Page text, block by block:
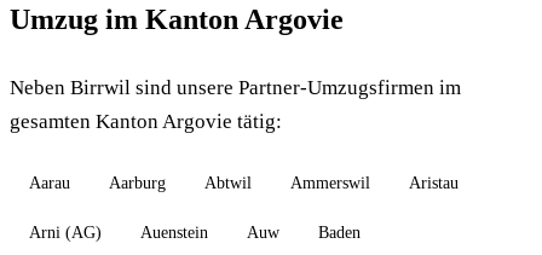
Umzug im Kanton Argovie
Neben Birrwil sind unsere Partner-Umzugsfirmen im
gesamten Kanton Argovie tätig:
Aarau Aarburg Abtwil Ammerswil Aristau
Arni (AG) Auenstein Auw Baden